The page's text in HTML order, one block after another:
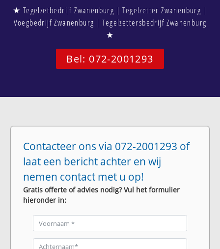
★ Tegelzetbedrijf Zwanenburg | Tegelzetter Zwanenburg |
Voegbedrijf Zwanenburg | Tegelzettersbedrijf Zwanenburg
★
Bel: 072-2001293
Contacteer ons via 072-2001293 of
laat een bericht achter en wij
nemen contact met u op!
Gratis offerte of advies nodig? Vul het formulier
hieronder in: